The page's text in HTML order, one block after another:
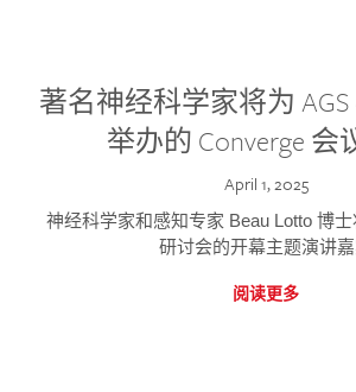
著名神经科学家将为 AGS
举办的 Converge 会
April 1, 2025
神经科学家和感知专家 Beau Lotto 博
研讨会的开幕主题演讲
阅读更多